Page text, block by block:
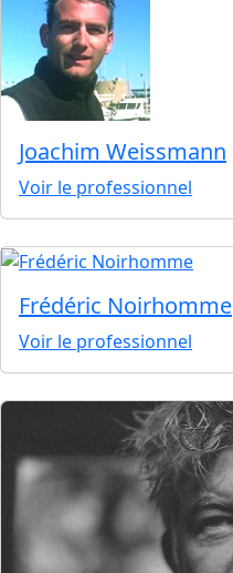
Joachim Weissmann
Voir le professionnel
Frédéric Noirhomme
Voir le professionnel